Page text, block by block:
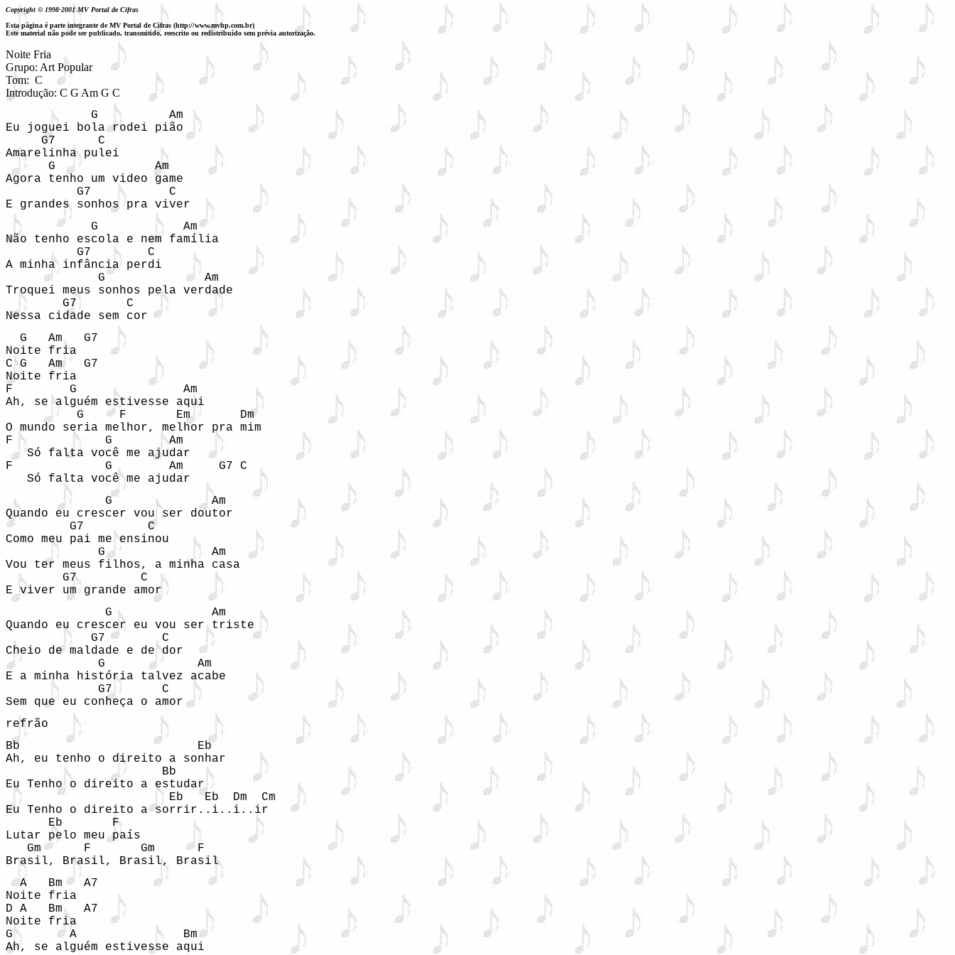
Copyright © 1998-2001 MV Portal de Cifras
Esta página é parte integrante de MV Portal de Cifras (http://www.mvhp.com.br)
Este material não pode ser publicado, transmitido, reescrito ou redistribuído sem prévia autorização.
Noite Fria
Grupo: Art Popular
Tom:  C
Introdução: C G Am G C
            G          Am
Eu joguei bola rodei pião
     G7      C
Amarelinha pulei
      G              Am
Agora tenho um video game
          G7           C
E grandes sonhos pra viver
            G            Am
Não tenho escola e nem família
          G7        C
A minha infância perdi
             G              Am
Troquei meus sonhos pela verdade
        G7       C
Nessa cidade sem cor
  G   Am   G7
Noite fria
C G   Am   G7
Noite fria
F        G               Am
Ah, se alguém estivesse aqui
          G     F       Em       Dm
O mundo seria melhor, melhor pra mim
F             G        Am
   Só falta você me ajudar
F             G        Am     G7 C
   Só falta você me ajudar
              G              Am
Quando eu crescer vou ser doutor
         G7         C
Como meu pai me ensinou
             G               Am
Vou ter meus filhos, a minha casa
        G7         C
E viver um grande amor
              G              Am
Quando eu crescer eu vou ser triste
            G7        C
Cheio de maldade e de dor
             G             Am
E a minha história talvez acabe
             G7       C
Sem que eu conheça o amor
refrão
Bb                         Eb
Ah, eu tenho o direito a sonhar
                      Bb
Eu Tenho o direito a estudar
                       Eb   Eb  Dm  Cm
Eu Tenho o direito a sorrir..i..i..ir
      Eb       F
Lutar pelo meu país
   Gm      F       Gm      F
Brasil, Brasil, Brasil, Brasil
  A   Bm   A7
Noite fria
D A   Bm   A7
Noite fria
G        A               Bm
Ah, se alguém estivesse aqui